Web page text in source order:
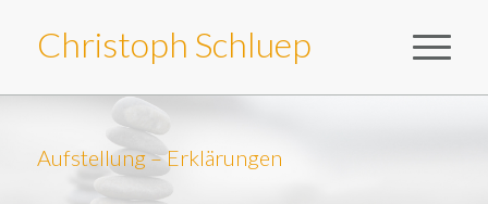
Christoph Schluep
Aufstellung – Erklärungen